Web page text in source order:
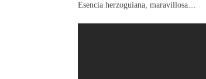
Esencia herzoguiana, maravillosa…